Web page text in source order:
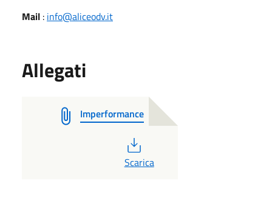
Mail : info@aliceodv.it
Allegati
Imperformance
PDF
Scarica